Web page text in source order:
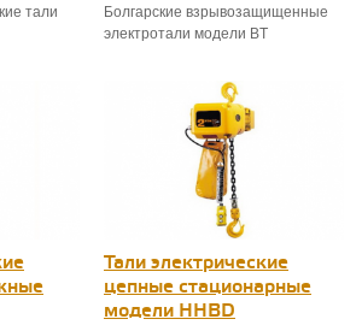
тали
Болгарские взрывозащищенные
электротали модели ВT
Тали электрические
цепные стационарные
модели HHBD